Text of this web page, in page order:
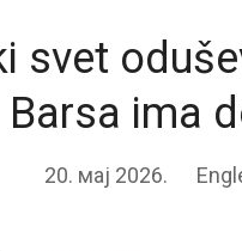
svet
Barsa ima
20. мај 2026.